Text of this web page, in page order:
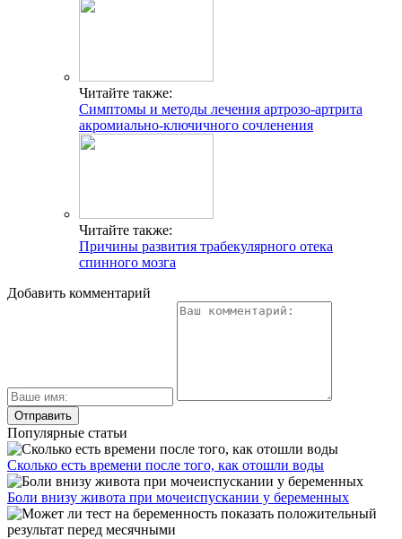
Читайте также:
Симптомы и методы лечения артрозо-артрита
акромиально-ключичного сочленения
Читайте также:
Причины развития трабекулярного отека
спинного мозга
Добавить комментарий
Популярные статьи
Сколько есть времени после того, как отошли воды
Боли внизу живота при мочеиспускании у беременных